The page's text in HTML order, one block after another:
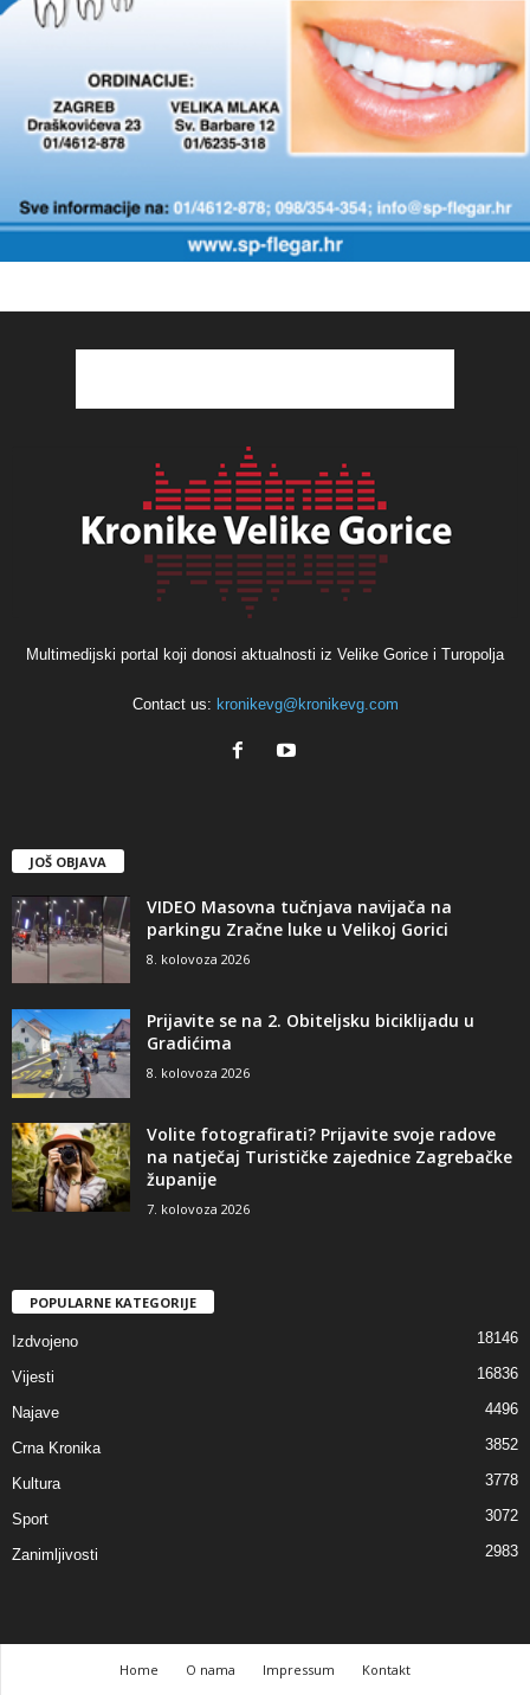
Multimedijski portal koji donosi aktualnosti iz Velike Gorice i Turopolja
Contact us: kronikevg@kronikevg.com
JOŠ OBJAVA
VIDEO Masovna tučnjava navijača na
parkingu Zračne luke u Velikoj Gorici
8. kolovoza 2026
Prijavite se na 2. Obiteljsku biciklijadu u
Gradićima
8. kolovoza 2026
Volite fotografirati? Prijavite svoje radove
na natječaj Turističke zajednice Zagrebačke
županije
7. kolovoza 2026
POPULARNE KATEGORIJE
Izdvojeno 18146
Vijesti 16836
Najave 4496
Crna Kronika 3852
Kultura 3778
Sport 3072
Zanimljivosti 2983
Home O nama Impressum Kontakt